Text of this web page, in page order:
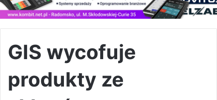
GIS wycofuje
produkty ze